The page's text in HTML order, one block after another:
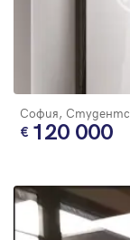
София,
120 000